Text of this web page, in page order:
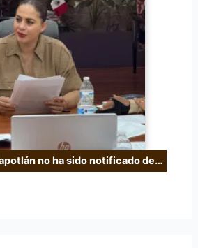
no ha sido notificado de…